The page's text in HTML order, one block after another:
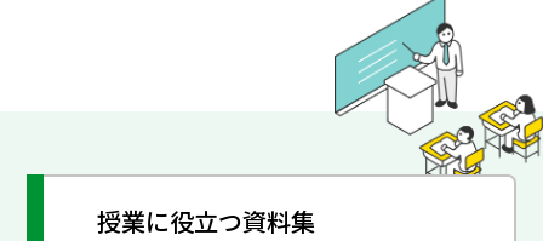
授業に役立つ資料集